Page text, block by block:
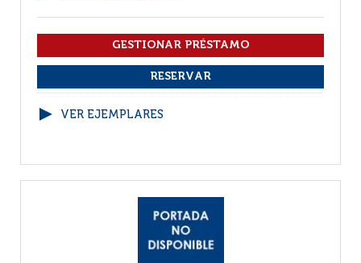
VER EJEMPLARES